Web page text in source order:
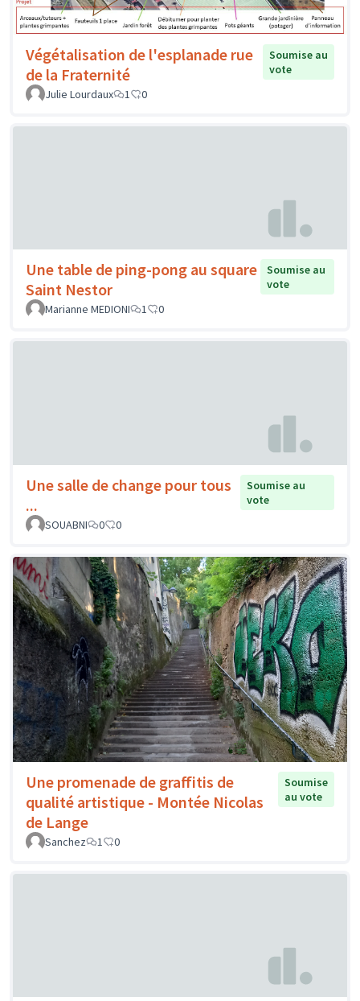
Végétalisation de l'esplanade rue
de la Fraternité
Soumise au
vote
Julie Lourdaux
1 0
Une table de ping-pong au square
Saint Nestor
Soumise au
vote
Marianne MEDIONI
1 0
Une salle de change pour tous
...
Soumise au
vote
SOUABNI
0 0
Une promenade de graffitis de
qualité artistique - Montée Nicolas
de Lange
Soumise
au vote
Sanchez 1 0